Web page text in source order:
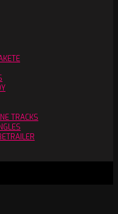
TRACKS